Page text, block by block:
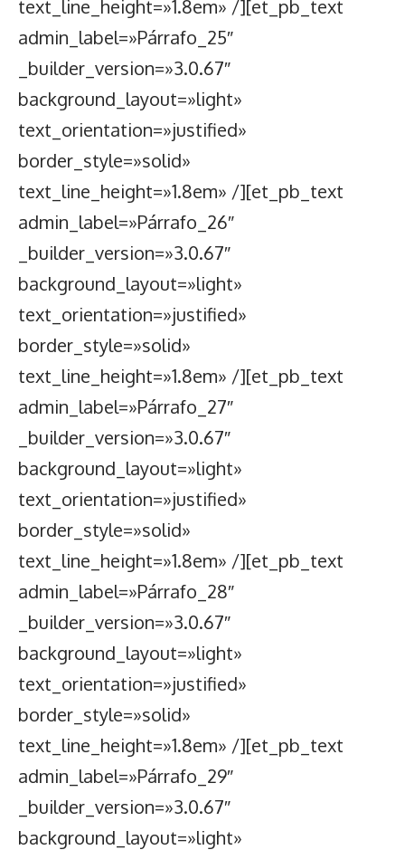
text_line_height=»1.8em» /][et_pb_text
admin_label=»Párrafo_25″
_builder_version=»3.0.67″
background_layout=»light»
text_orientation=»justified»
border_style=»solid»
text_line_height=»1.8em» /][et_pb_text
admin_label=»Párrafo_26″
_builder_version=»3.0.67″
background_layout=»light»
text_orientation=»justified»
border_style=»solid»
text_line_height=»1.8em» /][et_pb_text
admin_label=»Párrafo_27″
_builder_version=»3.0.67″
background_layout=»light»
text_orientation=»justified»
border_style=»solid»
text_line_height=»1.8em» /][et_pb_text
admin_label=»Párrafo_28″
_builder_version=»3.0.67″
background_layout=»light»
text_orientation=»justified»
border_style=»solid»
text_line_height=»1.8em» /][et_pb_text
admin_label=»Párrafo_29″
_builder_version=»3.0.67″
background_layout=»light»